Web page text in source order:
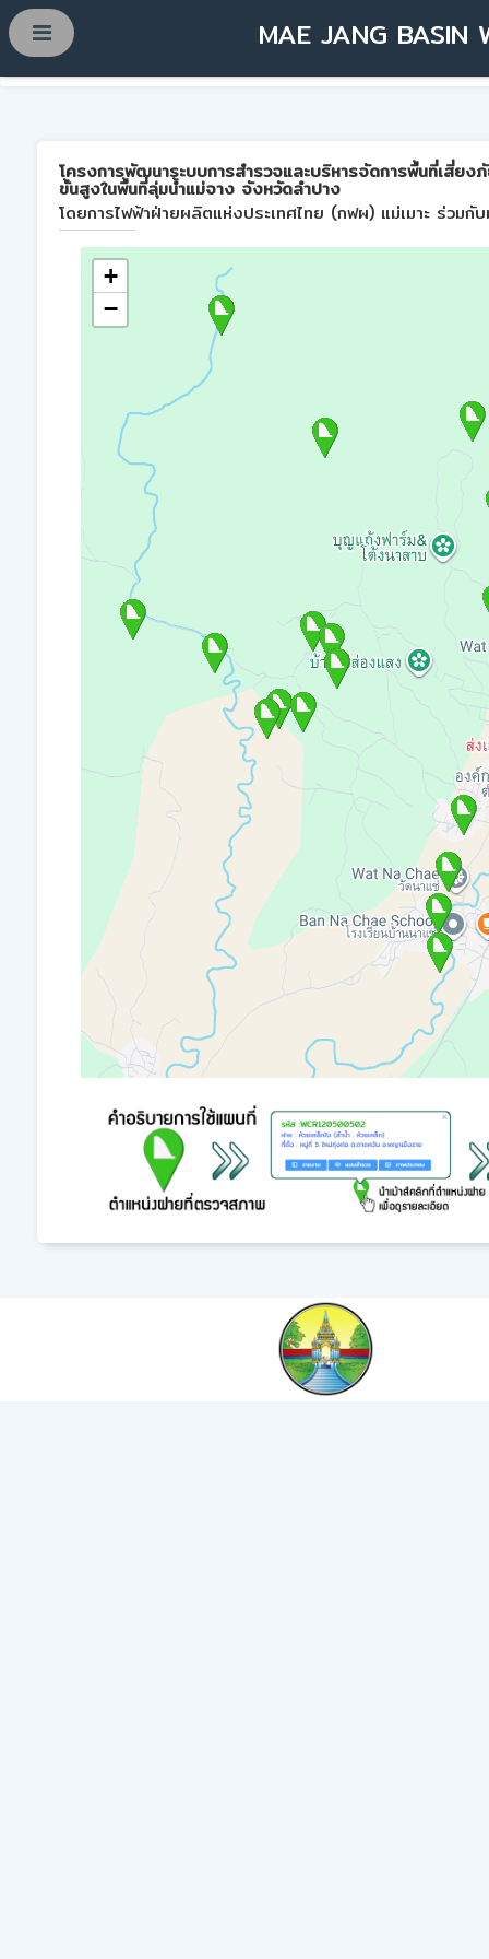
MAE JANG BASIN
โครงการพัฒนาระบบการสำรวจและบริหารจัดการพื้นที่เสี่ย
ขั้นสูงในพื้นที่ลุ่มน้ำแม่จาง จังหวัดลำปาง
โดยการไฟฟ้าฝ่ายผลิตแห่งประเทศไทย (กฟผ) แม่เมาะ ร่วมกั
+
−